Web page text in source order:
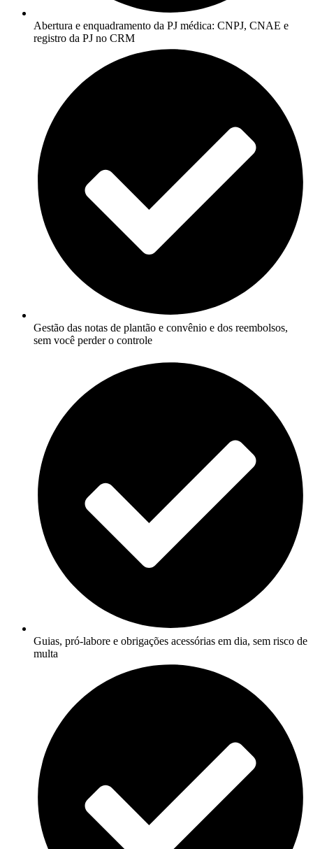
Abertura e enquadramento da PJ médica: CNPJ, CNAE e
registro da PJ no CRM
Gestão das notas de plantão e convênio e dos reembolsos,
sem você perder o controle
Guias, pró-labore e obrigações acessórias em dia, sem risco de
multa